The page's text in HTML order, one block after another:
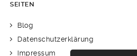
SEITEN
Blog
Datenschutzerklärung
Impressum